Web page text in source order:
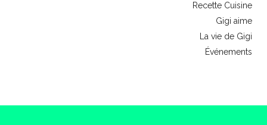
Recette Cuisine
Gigi aime
La vie de Gigi
Événements